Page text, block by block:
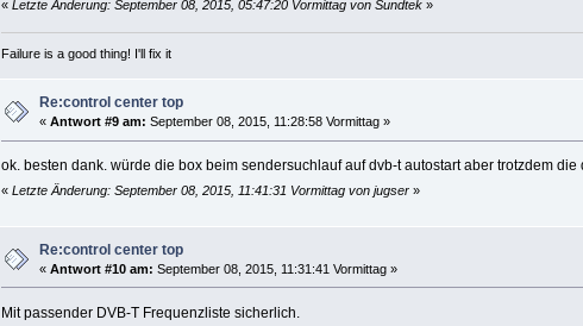
« Letzte Änderung: September 08, 2015, 05:47:20 Vormittag von Sundtek»
Failure is a good thing! I'll fix it
Re:control center top
«Antwort #9 am: September 08, 2015, 11:28:58 Vormittag »
ok. besten dank. würde die box beim sendersuchlauf auf dvb-t autostart aber trotzdem
« Letzte Änderung: September 08, 2015, 11:41:31 Vormittag von jugser»
Re:control center top
«Antwort #10 am: September 08, 2015, 11:31:41 Vormittag »
Mit passender DVB-T Frequenzliste sicherlich.